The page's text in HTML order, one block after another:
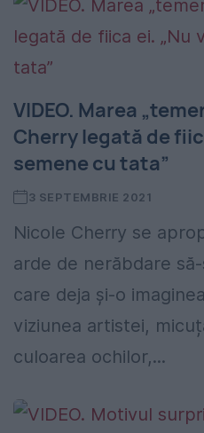
VIDEO. Marea
Cherry legată de
semene cu tata”
3 SEPTEMBRIE 2021
Nicole Cherry se
arde de nerăbdare
care deja și-o
viziunea artistei,
culoarea ochilor,...